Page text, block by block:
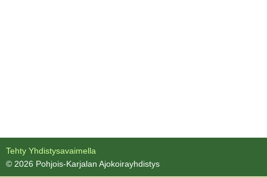
Tehty Yhdistysavaimella
© 2026 Pohjois-Karjalan Ajokoirayhdistys